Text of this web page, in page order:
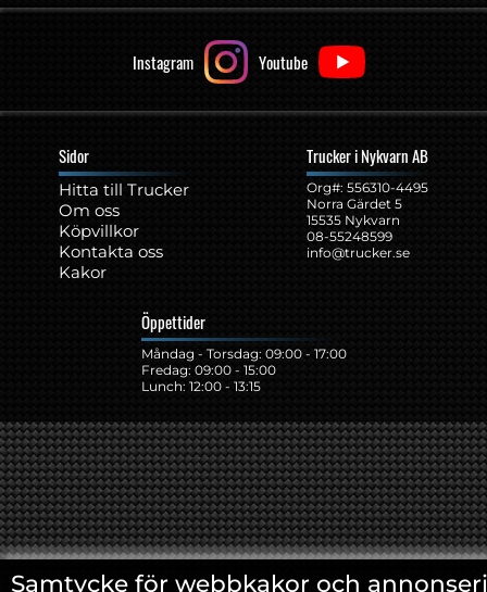
Samtycke för webbkakor och
Instagram Youtube
Sidor
Hitta till Trucker
Om oss
Köpvillkor
Kontakta oss
Kakor
Trucker i Nykvarn AB
Org#: ‍556310-4495
Norra Gärdet 5
15535 Nykvarn
08-55248599
info@trucker.se
Öppettider
Måndag - Torsdag: 09:00 - 17:00
Fredag: 09:00 - 15:00
Lunch: 12:00 - 13:15